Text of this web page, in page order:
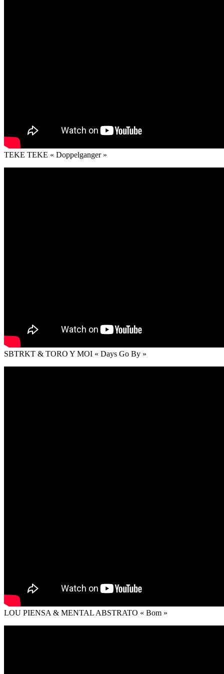
TEKE TEKE « Doppelganger »
SBTRKT & TORO Y MOI « Days Go By »
LOU PIENSA & MENTAL ABSTRATO « Bom »